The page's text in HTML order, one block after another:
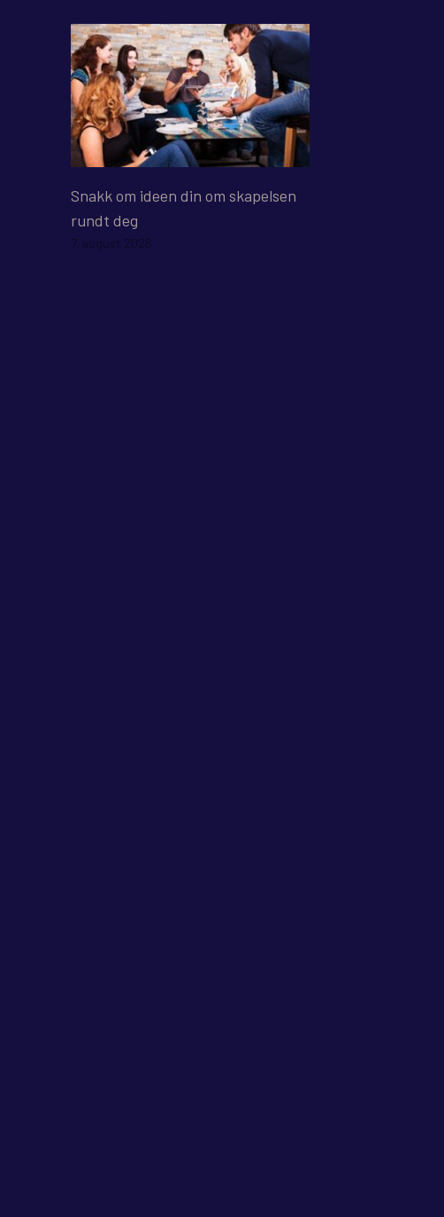
Snakk om ideen din om skapelsen
rundt deg
7. august 2026